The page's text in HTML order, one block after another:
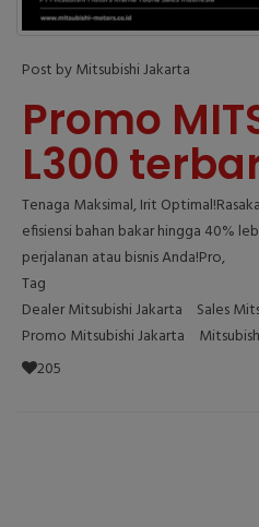
Post by Mitsubishi Jakarta
Promo
L300
Tenaga Maksimal, Irit
efisiensi bahan bakar hingga 40%
perjalanan atau bisnis Anda!Pro,
Tag
Dealer Mitsubishi Jakarta
Sales
Promo Mitsubishi Jakarta
205